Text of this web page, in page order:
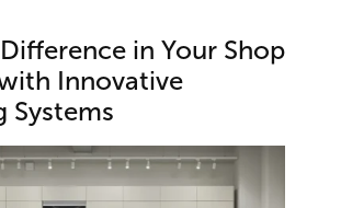
in Your Shop
Innovative
Systems